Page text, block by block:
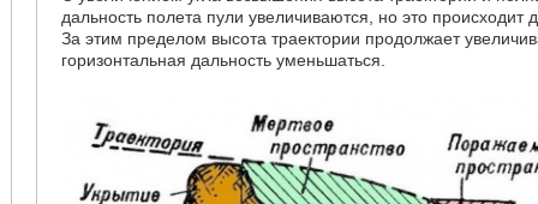
дальность полета пули увеличиваются, но это происходит
За этим пределом высота траектории продолжает
горизонтальная дальность уменьшаться.